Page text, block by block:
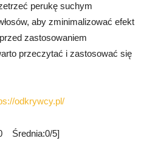
perukę suchym
aby zminimalizować efekt
zastosowaniem
przeczytać i zastosować się
odkrywcy.pl/
Średnia:0/5]